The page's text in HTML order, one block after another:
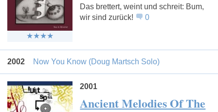
Das brettert, weint und schreit: Bum,
wir sind zurück!
0
2002 Now You Know (Doug Martsch Solo)
2001
Ancient Melodies Of The